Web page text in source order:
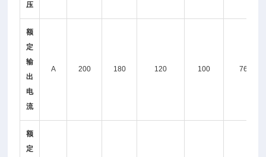
压
额
定
输
出
电
流
A 200 180 120 100 76
额
定